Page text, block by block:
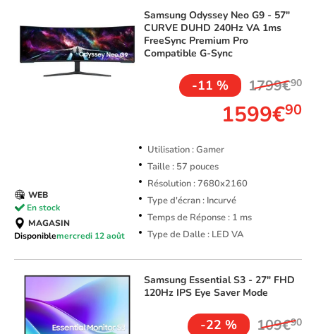
Samsung Odyssey Neo G9 - 57"
CURVE DUHD 240Hz VA 1ms
FreeSync Premium Pro
Compatible G-Sync
-11 % 1799€90
1599€90
Utilisation : Gamer
Taille : 57 pouces
Résolution : 7680x2160
Type d'écran : Incurvé
Temps de Réponse : 1 ms
Type de Dalle : LED VA
WEB
En stock
MAGASIN
Disponiblemercredi 12 août
Samsung Essential S3 - 27" FHD
120Hz IPS Eye Saver Mode
-22 % 109€90